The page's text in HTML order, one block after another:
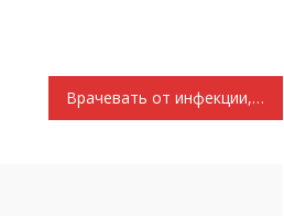
Врачевать от инфекции, а не плодить общественные болезни. Заявление Президиума ЦК КПРФ